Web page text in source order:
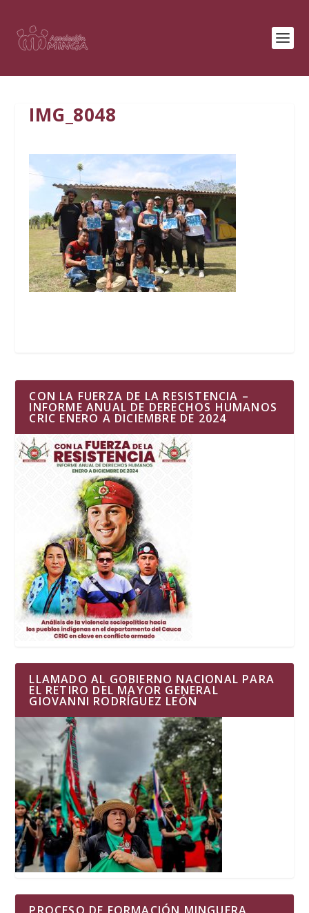
IMG_8048
CON LA FUERZA DE LA RESISTENCIA –
INFORME ANUAL DE DERECHOS HUMANOS
CRIC ENERO A DICIEMBRE DE 2024
LLAMADO AL GOBIERNO NACIONAL PARA
EL RETIRO DEL MAYOR GENERAL
GIOVANNI RODRÍGUEZ LEÓN